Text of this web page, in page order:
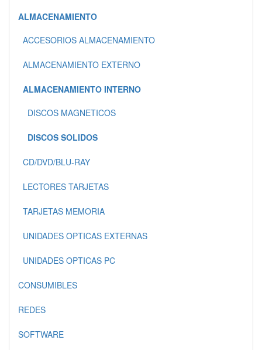
ALMACENAMIENTO
ACCESORIOS ALMACENAMIENTO
ALMACENAMIENTO EXTERNO
ALMACENAMIENTO INTERNO
DISCOS MAGNETICOS
DISCOS SOLIDOS
CD/DVD/BLU-RAY
LECTORES TARJETAS
TARJETAS MEMORIA
UNIDADES OPTICAS EXTERNAS
UNIDADES OPTICAS PC
CONSUMIBLES
REDES
SOFTWARE